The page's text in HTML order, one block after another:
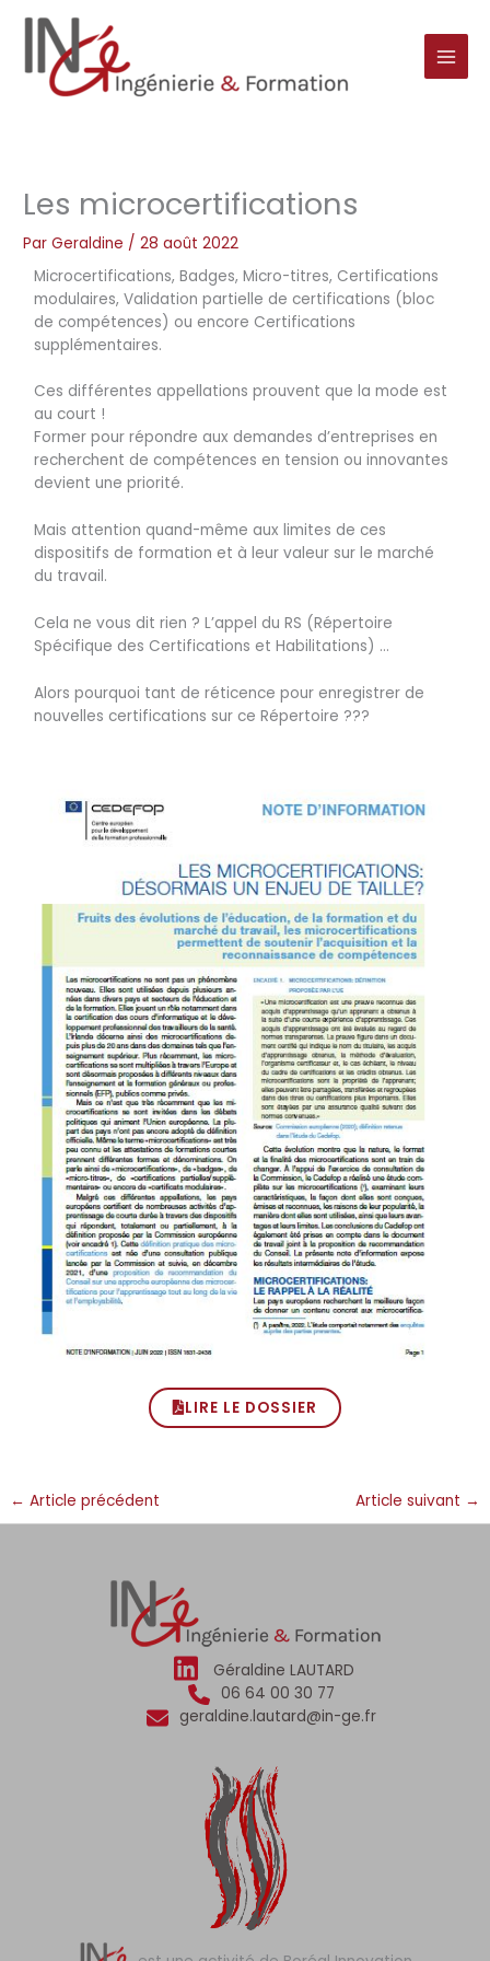
contenu
Les microcertifications
ParGeraldine /28 août 2022
Microcertifications, Badges, Micro-titres, Certifications
modulaires, Validation partielle de certifications (bloc
de compétences) ou encore Certifications
supplémentaires.
Ces différentes appellations prouvent que la mode est
au court !
Former pour répondre aux demandes d’entreprises en
recherchent de compétences en tension ou innovantes
devient une priorité.
Mais attention quand-même aux limites de ces
dispositifs de formation et à leur valeur sur le marché
du travail.
Cela ne vous dit rien ? L’appel du RS (Répertoire
Spécifique des Certifications et Habilitations) …
Alors pourquoi tant de réticence pour enregistrer de
nouvelles certifications sur ce Répertoire ???
LIRE LE DOSSIER
← Article précédent Article suivant →
Géraldine LAUTARD
06 64 00 30 77
geraldine.lautard@in-ge.fr